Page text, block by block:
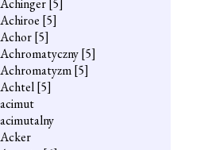
Achinger[5]
Achiroe [5]
Achor[5]
Achromatyczny[5]
Achromatyzm[5]
Achtel[5]
acimut
acimutalny
Acker